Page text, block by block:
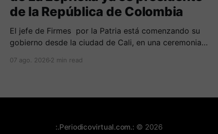
de la República de Colombia
El jefe de Firmes por la Patria está comenzando su
gobierno desde la ciudad de Cali, en una ceremonia
gobiernos conservadores.
07 ago. 2026 2 min read
:.Periodicovirtual.com.: © 2026